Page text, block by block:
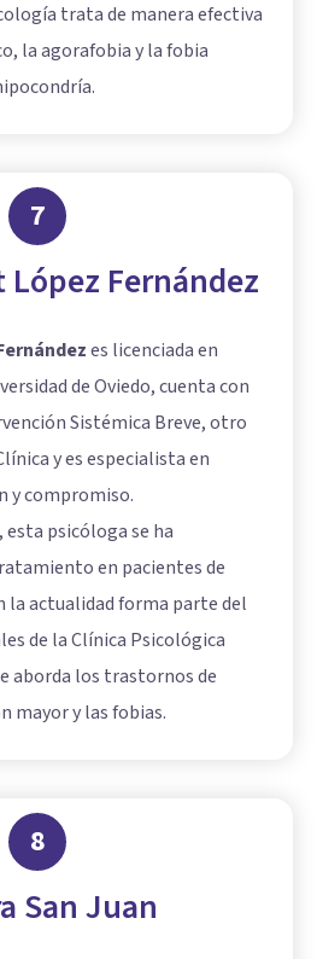
trata de manera efectiva
laagorafobiay la fobia
7
López Fernández
es licenciada en
de Oviedo, cuenta con
Sistémica Breve, otro
y es especialista en
y compromiso.
esta psicóloga se ha
en pacientes de
la actualidad forma parte del
de la Clínica Psicológica
aborda los trastornos de
mayory las fobias.
8
San Juan